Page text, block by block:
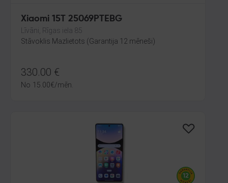
Xiaomi 15T 25069PTEBG
Līvāni, Rīgas iela 85
Stāvoklis Mazlietots (Garantija 12 mēneši)
330.00 €
No 15.00€/mēn.